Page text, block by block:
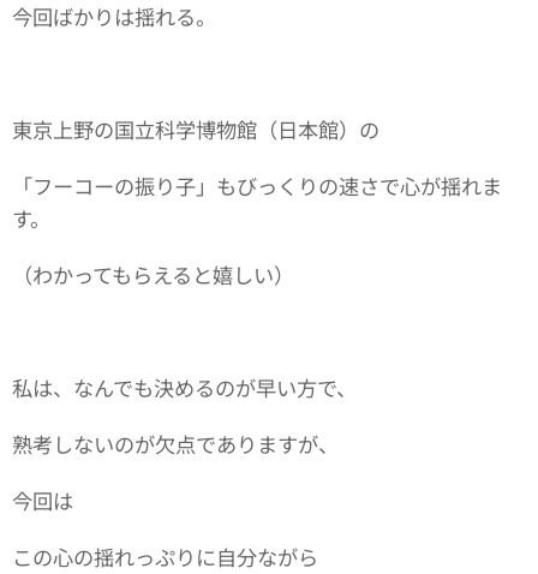
今回ばかりは揺れる。
東京上野の国立科学博物館（日本館）の
「フーコーの振り子」もびっくりの速さで心が揺れま
す。
（わかってもらえると嬉しい）
私は、なんでも決めるのが早い方で、
熟考しないのが欠点でありますが、
今回は
この心の揺れっぷりに自分ながら